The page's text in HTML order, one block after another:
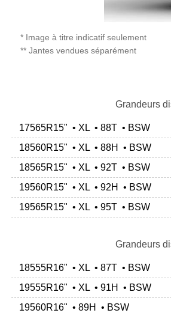
* Image à titre indicatif seulement
** Jantes vendues séparément
Grandeurs
17565R15" • XL • 88T • BSW
18560R15" • XL • 88H • BSW
18565R15" • XL • 92T • BSW
19560R15" • XL • 92H • BSW
19565R15" • XL • 95T • BSW
Grandeurs
18555R16" • XL • 87T • BSW
19555R16" • XL • 91H • BSW
19560R16" • 89H • BSW